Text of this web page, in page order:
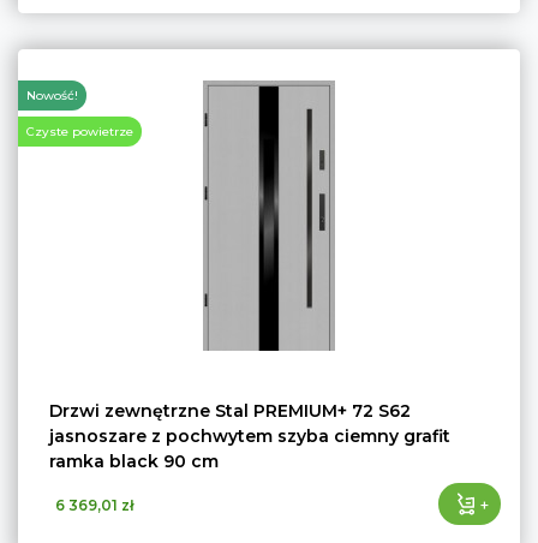
Nowość!
Czyste powietrze
Drzwi zewnętrzne Stal PREMIUM+ 72 S62
jasnoszare z pochwytem szyba ciemny grafit
ramka black 90 cm
6 369,01 zł +